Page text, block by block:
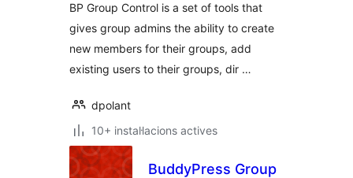
BP Group Control is a set of tools that
gives group admins the ability to create
new members for their groups, add
existing users to their groups, dir …
dpolant
10+ instal·lacions actives
BuddyPress Group